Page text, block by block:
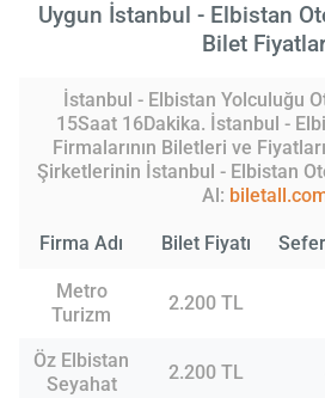
Uygun İstanbul - Elbistan
Bilet
İstanbul - Elbistan Yolculuğu
15Saat 16Dakika. İstanbul -
Firmalarının Biletleri ve
Şirketlerinin İstanbul - Elbistan
Al:
Firma Adı Bilet Fiyatı Sefer
Metro
Turizm
2.200 TL
Öz Elbistan
Seyahat
2.200 TL